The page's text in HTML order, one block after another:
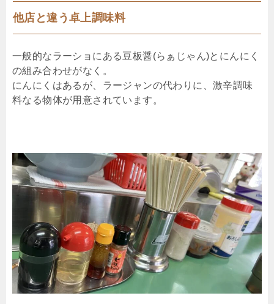
他店と違う卓上調味料
一般的なラーショにある豆板醤(らぁじゃん)とにんにく
の組み合わせがなく。
にんにくはあるが、ラージャンの代わりに、激辛調味
料なる物体が用意されています。